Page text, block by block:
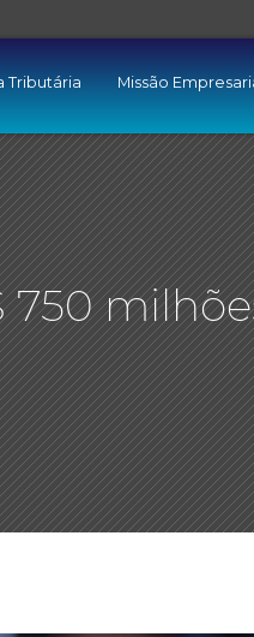
Tributária Missão
750